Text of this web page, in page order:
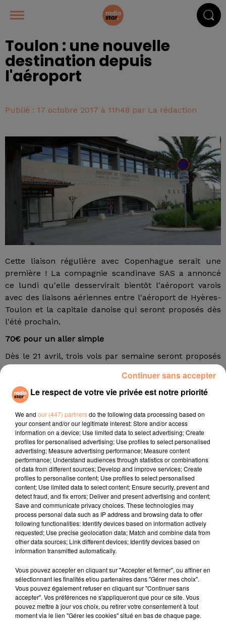
Toulon : une nouvelle
destination depuis
l'aéroport
Publié : 17 octobre 2017 à 11h48 par La rédaction
Cette liaison régulière avec Copenhague serait une
première ! La compagnie scandinave SAS a annoncé
ce lundi qu'elle desservirait bientôt l'aéroport varois
avec des liaisons aériennes entre l'aéroport de Hyères-
Toulon et la capitale danoise qui seront proposés dès
l'été prochain.
70€ pour un aller simple
Dès le 21 avril, trois vols par semaine seront proposés
les lundis, mercredis et samedis. L'ouverture des
billets est imminente sur le site de la compagnie. Le
prix d'appel est de 70 € pour un aller simple. La durée
du vol est d'environ 2h30.
fil actus
4 juillet 2022
Radio Star Live avec Dadju
27 juin 2022
Marseille : une application pour mettre en
relation extras et...
27 juin 2022
Le cocholed pour jouer à la pétanque
jusqu'au bout de la nuit !
Toulon : des quais électrifiés pour 2023 !
10 mai 2022
Cassis organise sa traditionnelle "Fête du vin"
10 mai 2022
Le respect de votre vie privée est notre priorité
We and our (447) partnersdo the following data processing based on
your consent and/or our legitimate interest: Store and/or access
information on a device; Use limited data to select advertising; Create
profiles for personalised advertising; Use profiles to select personalised
advertising; Measure advertising performance; Measure content
performance; Understand audiences through statistics or combinations
of data from different sources; Develop and improve services; Create
profiles to personalise content; Use profiles to select personalised
content; Use limited data to select content; Ensure security, prevent and
detect fraud, and fix errors; Deliver and present advertising and content;
Save and communicate privacy choices. These technologies may
process personal data such as IP address and browsing data to offer
following functionalities: Identify devices based on information actively
requested; Use precise geolocation data; Match and combine data from
other data sources; Link different devices; Identify devices based on
information transmitted automatically.
Vous pouvez accepter en cliquant sur "Accepter et fermer", ou affiner en
sélectionnant les finalités et/ou partenaires dans "Gérer mes choix".
Vous pouvez également refuser en cliquant sur "Continuer sans
accepter". Vos préférences ne s'appliqueront que pour ce site. Vous
pouvez mettre à jour vos choix, ou retirer votre consentement à tout
moment via le lien "Gérer les cookies" situé en bas de chaque page.
Continuer sans accepter